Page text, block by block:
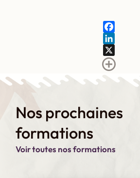
F
a
c
e
o
k
L
i
n
d
X
Nos prochaines
formations
Voir toutes nos formations